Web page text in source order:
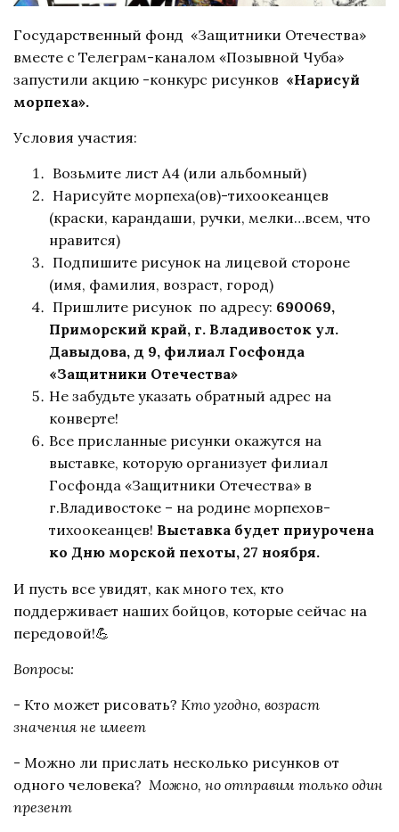
Государственный фонд «Защитники Отечества»
вместе с Телеграм-каналом «Позывной Чуба»
запустили акцию -конкурс рисунков «Нарисуй
морпеха».
Условия участия:
Возьмите лист А4 (или альбомный)
Нарисуйте морпеха(ов)-тихоокеанцев
(краски, карандаши, ручки, мелки…всем, что
нравится)
Подпишите рисунок на лицевой стороне
(имя, фамилия, возраст, город)
Пришлите рисунок по адресу: 690069,
Приморский край, г. Владивосток ул.
Давыдова, д 9, филиал Госфонда
«Защитники Отечества»
Не забудьте указать обратный адрес на
конверте!
Все присланные рисунки окажутся на
выставке, которую организует филиал
Госфонда «Защитники Отечества» в
г.Владивостоке – на родине морпехов-
тихоокеанцев! Выставка будет приурочена
ко Дню морской пехоты, 27 ноября.
И пусть все увидят, как много тех, кто
поддерживает наших бойцов, которые сейчас на
передовой!💪
Вопросы:
- Кто может рисовать? Кто угодно, возраст
значения не имеет
- Можно ли прислать несколько рисунков от
одного человека? Можно, но отправим только один
презент